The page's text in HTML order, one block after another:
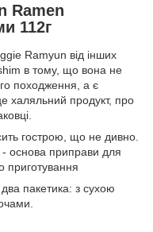
Ramen
112г
Ramyun від інших
в тому, що вона не
походження, а є
халяльний продукт, про
гострою, що не дивно.
- основа приправи для
приготування
пакетика: з сухою